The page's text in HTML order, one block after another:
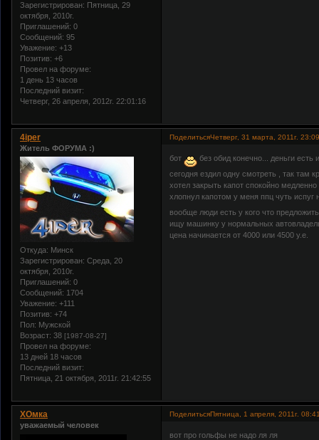
Зарегистрирован: Пятница, 29
октября, 2010г.
Приглашений: 0
Сообщений: 95
Уважение: +13
Позитив: +6
Провел на форуме:
1 день 13 часов
Последний визит:
Четверг, 26 апреля, 2012г. 22:01:16
ПоделитьсяЧетверг, 31 марта, 2011г.
4iper
Житель ФОРУМА :)
Откуда: Минск
Зарегистрирован: Среда, 20
октября, 2010г.
Приглашений: 0
Сообщений: 1704
Уважение: +111
Позитив: +74
Пол: Мужской
Возраст: 38 [1987-08-27]
Провел на форуме:
13 дней 18 часов
Последний визит:
Пятница, 21 октября, 2011г. 21:42:55
бот
без обид конечно... деньги
сегодня ездил одну смотреть , так там
хотел закрыть капот спокойно
хлопнул капотом у меня ппц чуть
вообще люди есть у кого что
ищу машинку у нормальных
цена начинается от 4000 или 4500 у.е.
ПоделитьсяПятница, 1 апреля, 2011г.
ХОмка
уважаемый человек
вот про гольфы не надо ля ля